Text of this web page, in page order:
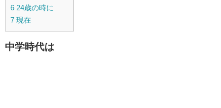
6 24歳の時に
7 現在
中学時代は